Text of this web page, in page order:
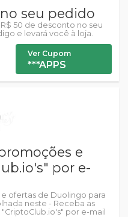
seu pedido
50 de desconto no seu
e levará você à loja.
Ver Cupom
***APPS
e
por e-
ofertas de Duolingo para
neste - Receba as
por e-mail